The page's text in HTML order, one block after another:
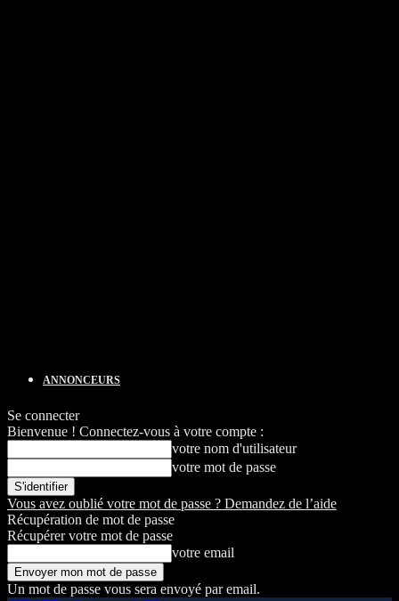
ANNONCEURS
Se connecter
Bienvenue ! Connectez-vous à votre compte :
votre nom d'utilisateur
votre mot de passe
Vous avez oublié votre mot de passe ? Demandez de l’aide
Récupération de mot de passe
Récupérer votre mot de passe
votre email
Un mot de passe vous sera envoyé par email.